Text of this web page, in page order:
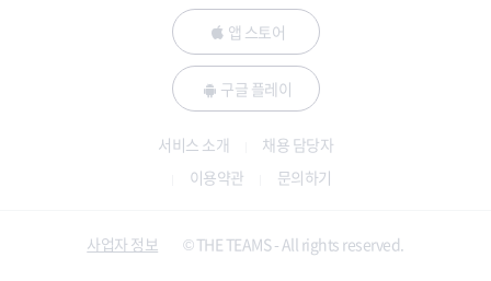
앱 스토어
구글 플레이
서비스 소개
채용 담당자
이용약관
문의하기
사업자 정보 © THE TEAMS - All rights reserved.